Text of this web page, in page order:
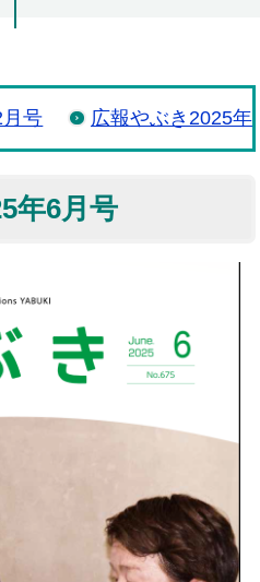
号 広報やぶき2025年
年6月号